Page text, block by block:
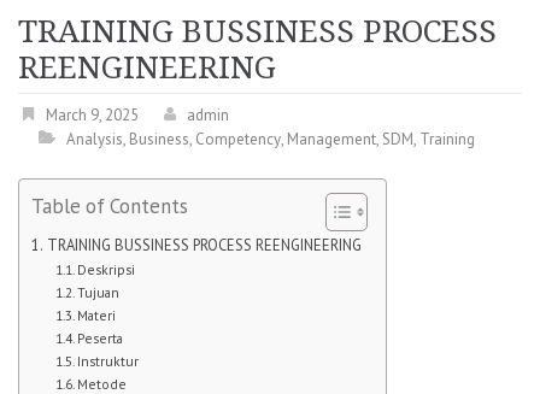
TRAINING BUSSINESS PROCESS
REENGINEERING
March 9, 2025
admin
Analysis, Business, Competency, Management, SDM, Training
Table of Contents
TRAINING BUSSINESS PROCESS REENGINEERING
Deskripsi
Tujuan
Materi
Peserta
Instruktur
Metode